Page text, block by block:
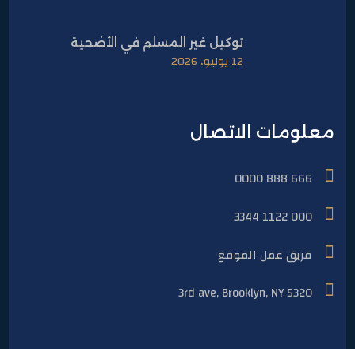
توكيل غير المسلم في الأضحية
12 يوليو، 2026
معلومات الاتصال
666 888 0000
000 1122 3344
فريق عمل الموقع
5320 3rd ave, Brooklyn, NY